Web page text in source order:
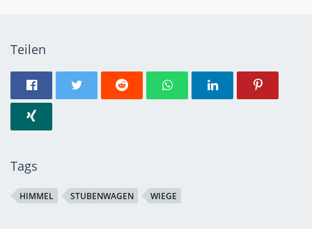
Teilen
Tags
HIMMEL STUBENWAGEN WIEGE